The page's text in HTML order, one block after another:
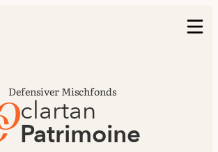
Defensiver Mischfonds
clartan
Patrimoine